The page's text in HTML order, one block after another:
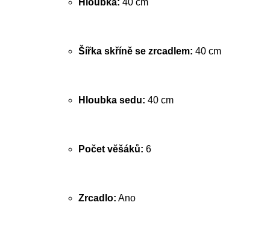
Hloubka: 40 cm
Šířka skříně se zrcadlem: 40 cm
Hloubka sedu: 40 cm
Počet věšáků: 6
Zrcadlo: Ano